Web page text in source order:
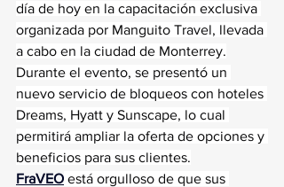
día de hoy en la capacitación exclusiva
organizada por Manguito Travel, llevada
a cabo en la ciudad de Monterrey.
Durante el evento, se presentó un
nuevo servicio de bloqueos con hoteles
Dreams, Hyatt y Sunscape, lo cual
permitirá ampliar la oferta de opciones y
beneficios para sus clientes.
FraVEO está orgulloso de que sus